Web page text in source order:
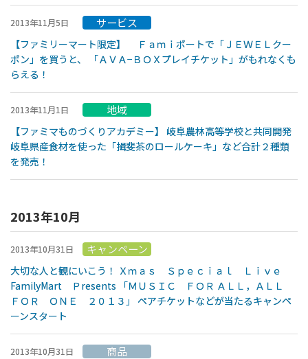
2013年11月5日 サービス
【ファミリーマート限定】 Ｆａｍｉポートで「ＪＥＷＥＬクー
ポン」を買うと、 「ＡＶＡ−ＢＯＸプレイチケット」がもれなくも
らえる！
2013年11月1日 地域
【ファミマものづくりアカデミー】 岐阜農林高等学校と共同開発
岐阜県産食材を使った「揖斐茶のロールケーキ」など合計２種類
を発売！
2013年10月
2013年10月31日 キャンペーン
大切な人と観にいこう！ Ｘｍａｓ Ｓｐｅｃｉａｌ Ｌｉｖｅ
FamilyMart Ｐresents 「ＭＵＳＩＣ ＦＯＲ ＡＬＬ，ＡＬＬ
ＦＯＲ ＯＮＥ ２０１３」 ペアチケットなどが当たるキャンペ
ーンスタート
2013年10月31日 商品